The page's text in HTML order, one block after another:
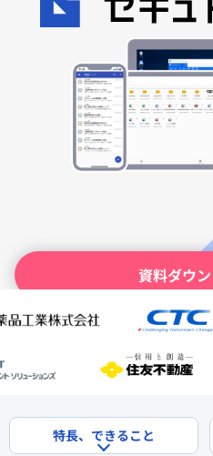
資料ダウ
無償で試
特長、できること